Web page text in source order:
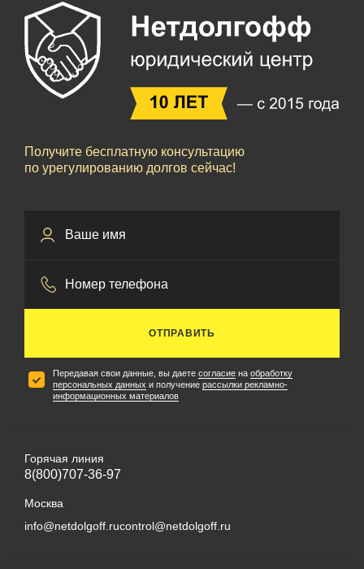
Получите бесплатную консультацию
по урегулированию долгов сейчас!
ОТПРАВИТЬ
Передавая свои данные, вы даете согласие на обработку
персональных данных и получение рассылки рекламно-
информационных материалов
Горячая линия
8(800)707-36-97
Москва
info@netdolgoff.rucontrol@netdolgoff.ru